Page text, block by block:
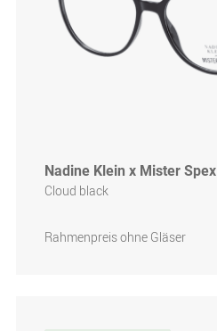
Nadine Klein x Mister Spex
Cloud black
Rahmenpreis ohne Gläser